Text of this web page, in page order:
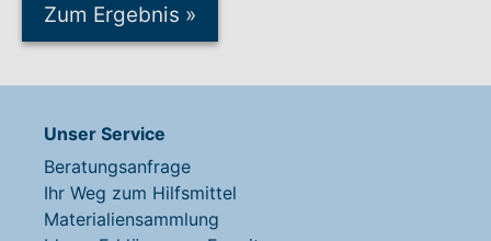
Zum Ergebnis »
Unser Service
Beratungsanfrage
Ihr Weg zum Hilfsmittel
Materialiensammlung